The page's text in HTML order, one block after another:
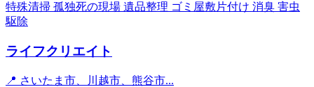
特殊清掃 孤独死の現場 遺品整理 ゴミ屋敷片付け 消臭 害虫
駆除
ライフクリエイト
📍 さいたま市、川越市、熊谷市...